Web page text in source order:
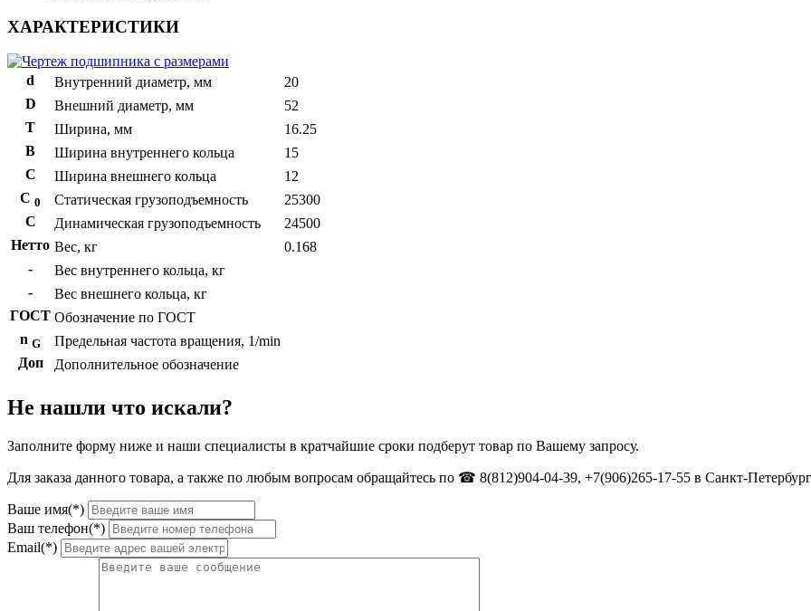
ХАРАКТЕРИСТИКИ
d Внутренний диаметр, мм
20
D
Внешний диаметр, мм
52
T
Ширина, мм
16.25
B
Ширина внутреннего кольца
15
С
Ширина внешнего кольца
12
С 0 Статическая грузоподъемность
25300
C
Динамическая грузоподъемность
24500
Нетто Вес, кг
0.168
-
Вес внутреннего кольца, кг
-
Вес внешнего кольца, кг
ГОСТ Обозначение по ГОСТ
n G
Предельная частота вращения, 1/min
Доп
Дополнительное обозначение
Не нашли что искали?
Заполните форму ниже и наши специалисты в кратчайшие сроки подберут товар по Вашему запросу.
Для заказа данного товара, а также по любым вопросам обращайтесь по ☎ 8(812)904-04-39, +7(906)265-17-55 в Санкт-
Ваше имя(*)
Ваш телефон(*)
Email(*)